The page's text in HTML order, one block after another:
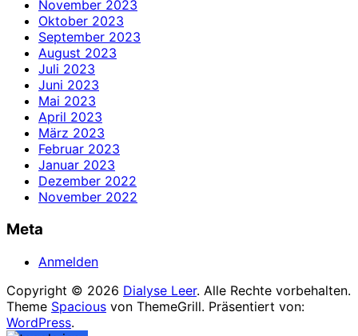
November 2023
Oktober 2023
September 2023
August 2023
Juli 2023
Juni 2023
Mai 2023
April 2023
März 2023
Februar 2023
Januar 2023
Dezember 2022
November 2022
Meta
Anmelden
Copyright © 2026 Dialyse Leer. Alle Rechte vorbehalten.
Theme Spacious von ThemeGrill. Präsentiert von:
WordPress.